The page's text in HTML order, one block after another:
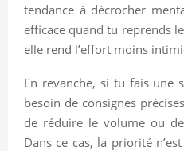
tendance à décrocher
efficace quand tu reprends
elle rend l’effort moins
En revanche, si tu fais une
besoin de consignes
de réduire le volume ou
Dans ce cas, la priorité